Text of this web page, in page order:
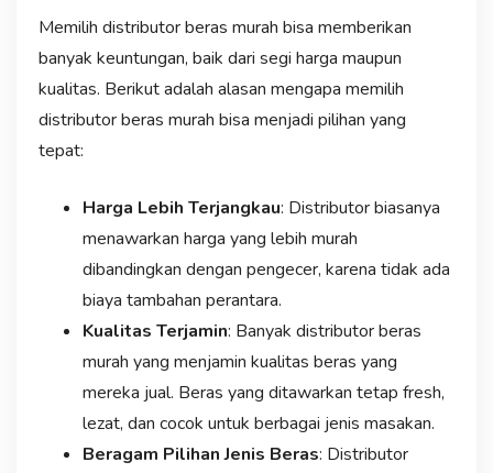
Memilih distributor beras murah bisa memberikan
banyak keuntungan, baik dari segi harga maupun
kualitas. Berikut adalah alasan mengapa memilih
distributor beras murah bisa menjadi pilihan yang
tepat:
Harga Lebih Terjangkau: Distributor biasanya
menawarkan harga yang lebih murah
dibandingkan dengan pengecer, karena tidak ada
biaya tambahan perantara.
Kualitas Terjamin: Banyak distributor beras
murah yang menjamin kualitas beras yang
mereka jual. Beras yang ditawarkan tetap fresh,
lezat, dan cocok untuk berbagai jenis masakan.
Beragam Pilihan Jenis Beras: Distributor